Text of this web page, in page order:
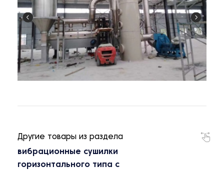
Другие товары из раздела
вибрационные сушилки
горизонтального типа с